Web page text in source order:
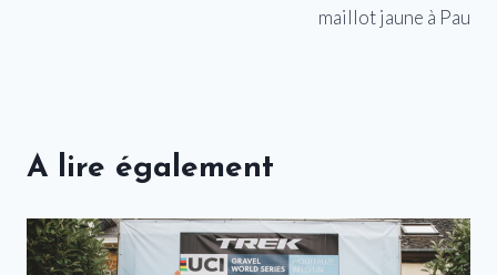
maillot jaune à Pau
A lire également